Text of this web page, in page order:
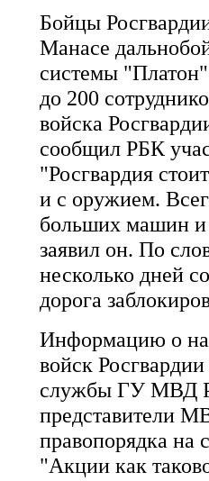
Бойцы
Манасе
системы
до 200
войска
сообщил РБК
"Росгвардия
и с оружием.
больших машин
заявил он. По
несколько дней
дорога
Информацию о
войск
службы ГУ МВД
представители
правопорядка на
"Акции как